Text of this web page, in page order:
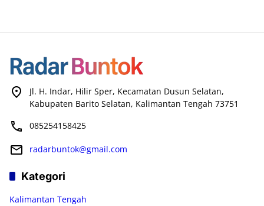
Jl. H. Indar, Hilir Sper, Kecamatan Dusun Selatan,
Kabupaten Barito Selatan, Kalimantan Tengah 73751
085254158425
radarbuntok@gmail.com
Kategori
Kalimantan Tengah